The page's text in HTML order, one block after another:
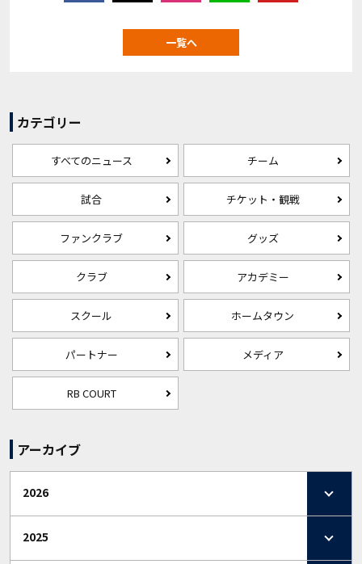
一覧へ
カテゴリー
すべてのニュース チーム
試合 チケット・観戦
ファンクラブ グッズ
クラブ アカデミー
スクール ホームタウン
パートナー メディア
RB COURT
アーカイブ
2026
2025